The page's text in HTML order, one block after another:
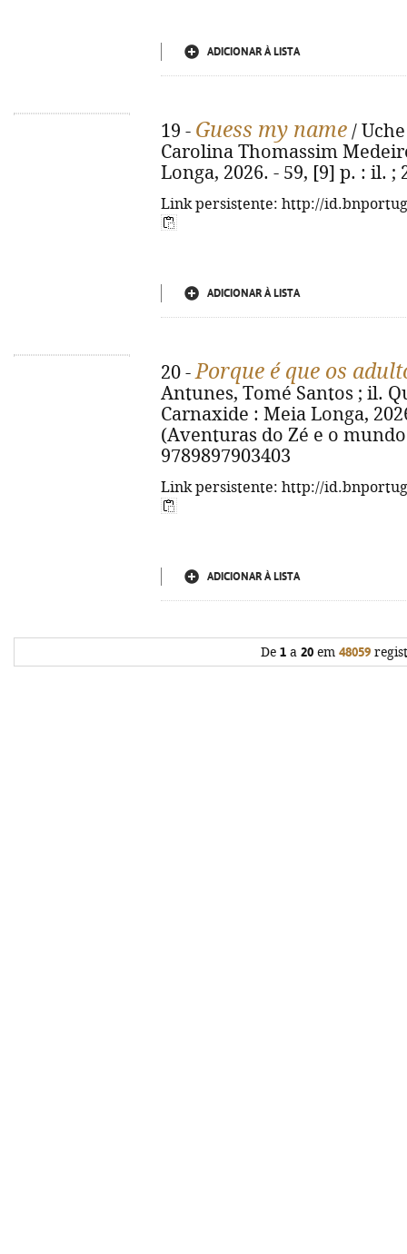
ADICIONAR À LISTA
19 - Guess my name /
Carolina Thomassim
Longa, 2026. - 59, [9] p. : il. ;
Link persistente: http://
ADICIONAR À LISTA
20 -Porque é que os
Antunes, Tomé Santos ; il.
Carnaxide : Meia Longa,
(Aventuras do Zé e o
9789897903403
Link persistente: http://
ADICIONAR À LISTA
De 1 a 20 em 48059